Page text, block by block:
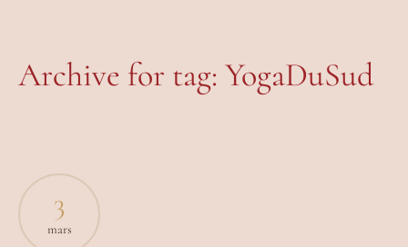
Archive for tag: YogaDuSud
3
mars